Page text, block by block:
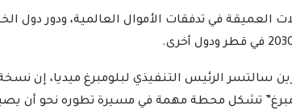
العميقة في تدفقات الأموال العالمية، ودور دول
تشكل محطة مهمة في مسيرة تطوره نحو أن